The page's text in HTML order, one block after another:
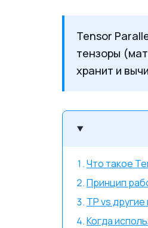
Tensor
тензоры
хранит и
Что такое
Принцип
TP vs
Когда